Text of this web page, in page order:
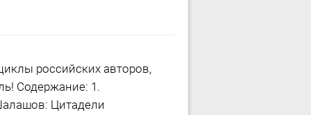
российских авторов,
Содержание: 1.
Цитадели